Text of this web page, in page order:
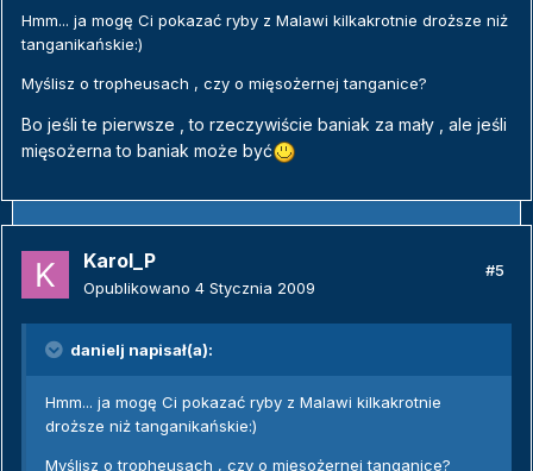
Hmm... ja mogę Ci pokazać ryby z Malawi kilkakrotnie droższe niż
tanganikańskie:)
Myślisz o tropheusach , czy o mięsożernej tanganice?
Bo jeśli te pierwsze , to rzeczywiście baniak za mały , ale jeśli
mięsożerna to baniak może być
Karol_P
Opublikowano 4 Stycznia 2009
#5
danielj napisał(a):
Hmm... ja mogę Ci pokazać ryby z Malawi kilkakrotnie
droższe niż tanganikańskie:)
Myślisz o tropheusach , czy o mięsożernej tanganice?